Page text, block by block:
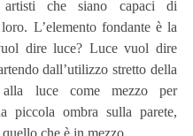
che siano capaci di
L’elemento fondante è la
dire luce? Luce vuol dire
dall’utilizzo stretto della
luce come mezzo per
piccola ombra sulla parete,